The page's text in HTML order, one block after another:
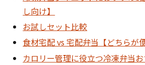
し向け】
お試しセット比較
食材宅配 vs 宅配弁当【どちらが
カロリー管理に役立つ冷凍弁当